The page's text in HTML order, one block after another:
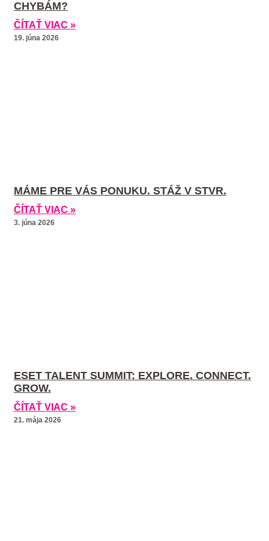
CHYBÁM?
ČÍTAŤ VIAC »
19. júna 2026
MÁME PRE VÁS PONUKU. STÁŽ V STVR.
ČÍTAŤ VIAC »
3. júna 2026
ESET TALENT SUMMIT: EXPLORE. CONNECT.
GROW.
ČÍTAŤ VIAC »
21. mája 2026